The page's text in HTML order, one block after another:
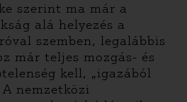
szerint ma már a
alá helyezés a
szemben, legalábbis
már teljes mozgás- és
kell, „igazából
nemzetközi